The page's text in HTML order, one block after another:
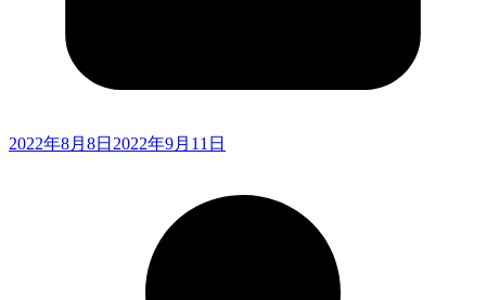
2022年8月8日 2022年9月11日